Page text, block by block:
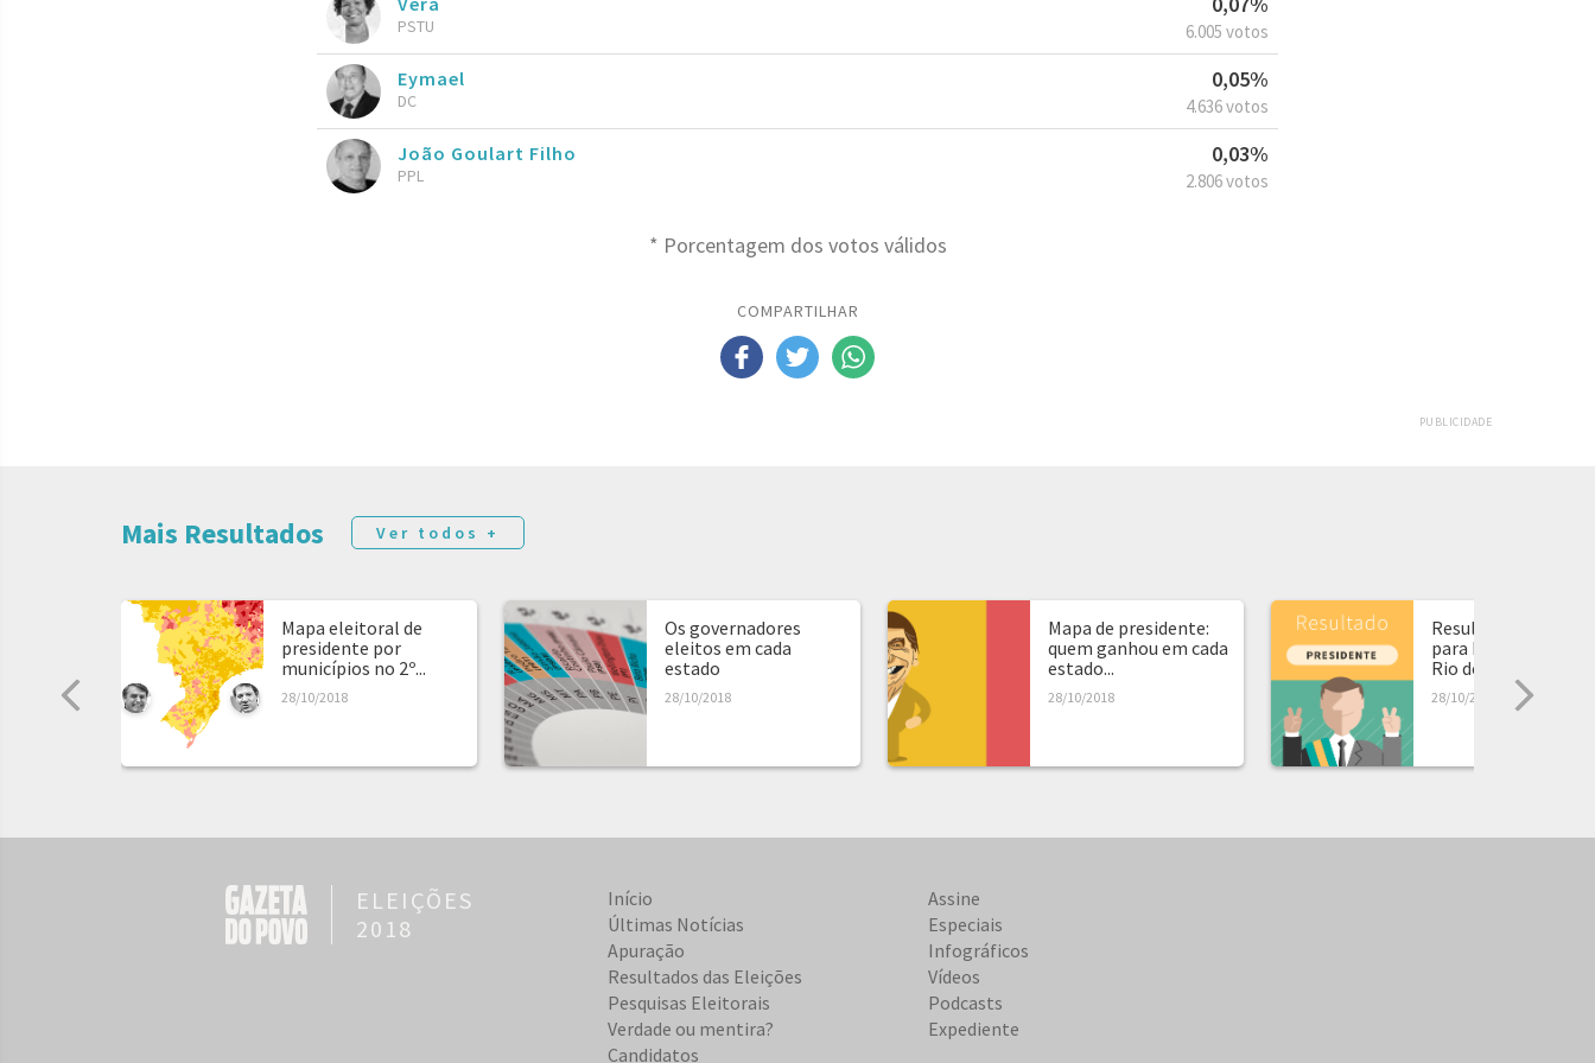
PSTU 6.005 votos
Eymael
DC
0,05%
4.636 votos
João Goulart Filho
PPL
0,03%
2.806 votos
* Porcentagem dos votos válidos
COMPARTILHAR
PUBLICIDADE
Mais Resultados Ver todos +
Mapa eleitoral de
presidente por
municípios no 2º...
28/10/2018
Os governadores
eleitos em cada
estado
28/10/2018
Mapa de presidente:
quem ganhou em cada
estado...
28/10/2018
Resultado da
para Presidente no
Rio de...
28/10/2018
ELEIÇÕES
2018
Início
Últimas Notícias
Apuração
Resultados das Eleições
Pesquisas Eleitorais
Verdade ou mentira?
Candidatos
Assine
Especiais
Infográficos
Vídeos
Podcasts
Expediente